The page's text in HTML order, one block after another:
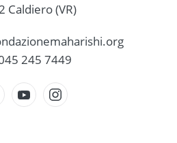
Caldiero (VR)
org
245 7449